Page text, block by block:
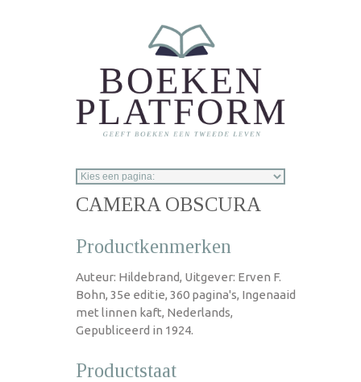
CAMERA OBSCURA
Productkenmerken
Auteur: Hildebrand, Uitgever: Erven F.
Bohn, 35e editie, 360 pagina's, Ingenaaid
met linnen kaft, Nederlands,
Gepubliceerd in 1924.
Productstaat